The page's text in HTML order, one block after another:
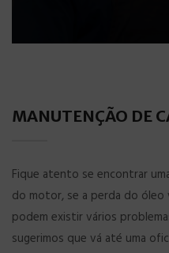
MANUTENÇÃO DE
Fique atento se encontrar
do motor, se a perda do
podem existir vários
sugerimos que vá até uma